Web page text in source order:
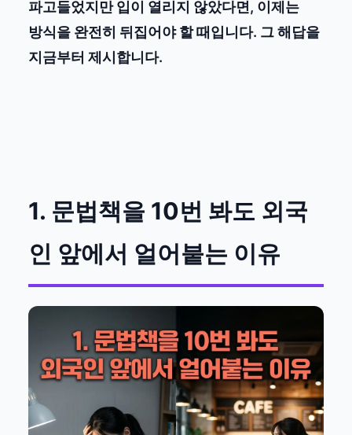
파고들었지만 입이 열리지 않았다면, 이제는
방식을 완전히 뒤집어야 할 때입니다. 그 해답을
지금부터 제시합니다.
1. 문법책을 10번 봐도 외국
인 앞에서 얼어붙는 이유